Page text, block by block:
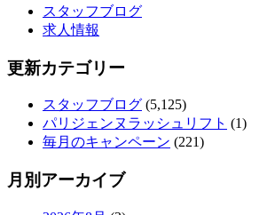
スタッフブログ
求人情報
更新カテゴリー
スタッフブログ (5,125)
パリジェンヌラッシュリフト (1)
毎月のキャンペーン (221)
月別アーカイブ